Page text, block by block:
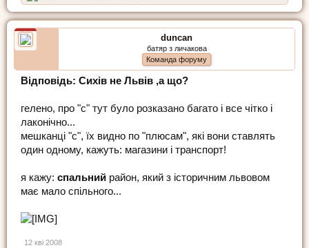
duncan
батяр з личакова
Команда форуму
Відповідь: Сихів не Львів ,а що?
гелено, про "с" тут було розказано багато і все чітко і
лаконічно...
мешканці "с", їх видно по "плюсам", які вони ставлять
один одному, кажуть: магазини і транспорт!
я кажу: спальний район, який з історичним львовом
має мало спільного...
12 кві 2008